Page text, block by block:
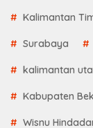
Kalimantan
Surabaya
kalimantan
Kabupaten
Wisnu